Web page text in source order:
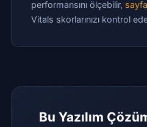
performansını ölçebilir,
Vitals skorlarınızı kontrol
Bu Yazılım